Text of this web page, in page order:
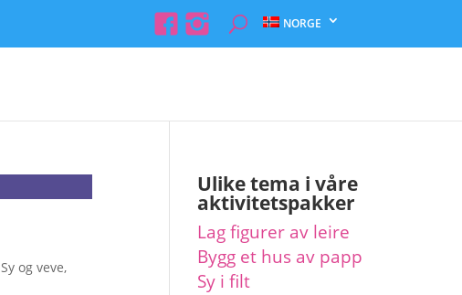
NORGE
Sy og veve,
Ulike tema i våre
aktivitetspakker
Lag figurer av leire
Bygg et hus av papp
Sy i filt